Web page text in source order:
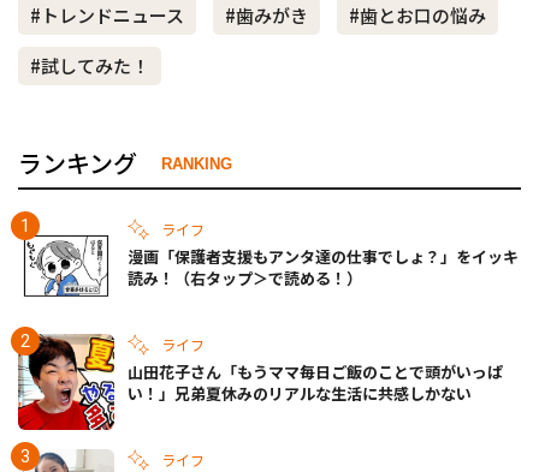
#トレンドニュース #歯みがき
#歯とお口の悩み
#試してみた！
ランキング RANKING
ライフ
漫画「保護者支援もアンタ達の仕事でしょ？」をイッキ
読み！（右タップ＞で読める！）
ライフ
山田花子さん「もうママ毎日ご飯のことで頭がいっぱ
い！」兄弟夏休みのリアルな生活に共感しかない
ライフ